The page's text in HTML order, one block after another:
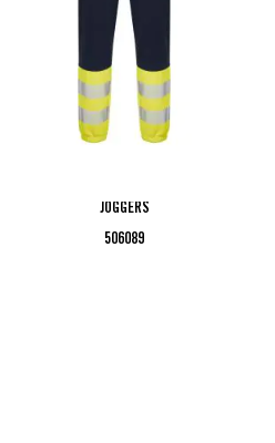
JOGGERS
506089